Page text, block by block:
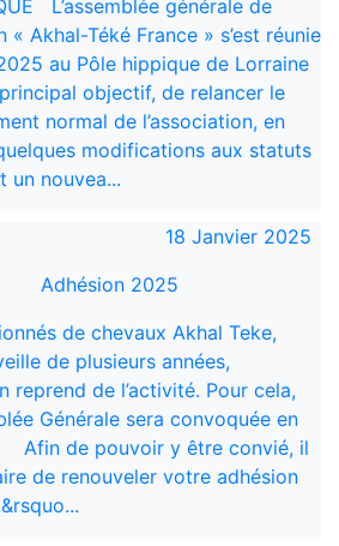
L’assemblée générale de
« Akhal-Téké France » s’est réunie
au Pôle hippique de Lorraine
objectif, de relancer le
normal de l’association, en
modifications aux statuts
un nouvea...
18 Janvier 2025
Adhésion 2025
de chevaux Akhal Teke,
de plusieurs années,
reprend de l’activité. Pour cela,
Générale sera convoquée en
Afin de pouvoir y être convié, il
de renouveler votre adhésion